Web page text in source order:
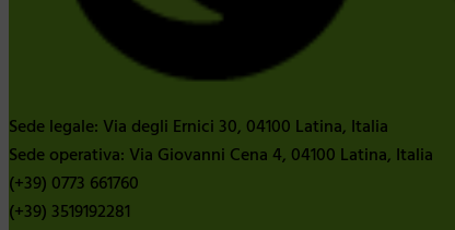
Sede legale: Via degli Ernici 30, 04100 Latina, Italia
Sede operativa: Via Giovanni Cena 4, 04100 Latina, Italia
(+39) 0773 661760
(+39) 3519192281